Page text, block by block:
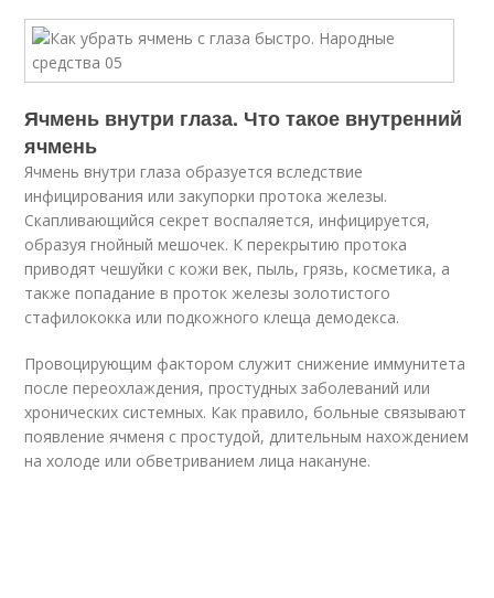
Ячмень внутри глаза. Что такое внутренний
ячмень
Ячмень внутри глаза образуется вследствие
инфицирования или закупорки протока железы.
Скапливающийся секрет воспаляется, инфицируется,
образуя гнойный мешочек. К перекрытию протока
приводят чешуйки с кожи век, пыль, грязь, косметика, а
также попадание в проток железы золотистого
стафилококка или подкожного клеща демодекса.
Провоцирующим фактором служит снижение иммунитета
после переохлаждения, простудных заболеваний или
хронических системных. Как правило, больные связывают
появление ячменя с простудой, длительным нахождением
на холоде или обветриванием лица накануне.